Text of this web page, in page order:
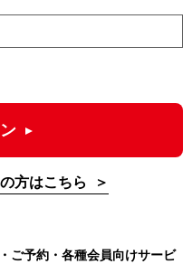
方はこちら
ご予約・各種会員向けサービ